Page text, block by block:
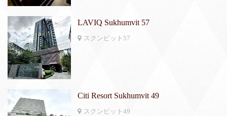
LAVIQ Sukhumvit 57
スクンビット57
Citi Resort Sukhumvit 49
スクンビット49